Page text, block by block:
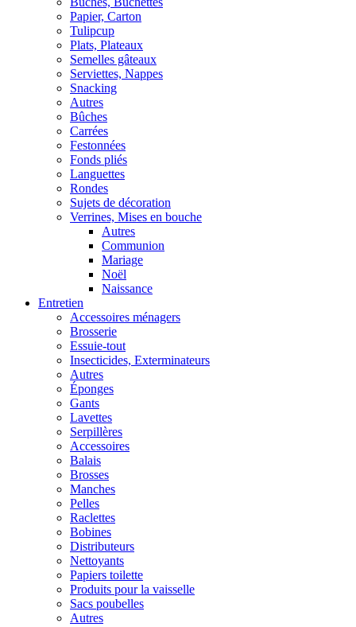
Papier, Carton
Tulipcup
Plats, Plateaux
Semelles gâteaux
Serviettes, Nappes
Snacking
Autres
Bûches
Carrées
Festonnées
Fonds pliés
Languettes
Rondes
Sujets de décoration
Verrines, Mises en bouche
Autres
Communion
Mariage
Noël
Naissance
Entretien
Accessoires ménagers
Brosserie
Essuie-tout
Insecticides, Exterminateurs
Autres
Éponges
Gants
Lavettes
Serpillères
Accessoires
Balais
Brosses
Manches
Pelles
Raclettes
Bobines
Distributeurs
Nettoyants
Papiers toilette
Produits pour la vaisselle
Sacs poubelles
Autres